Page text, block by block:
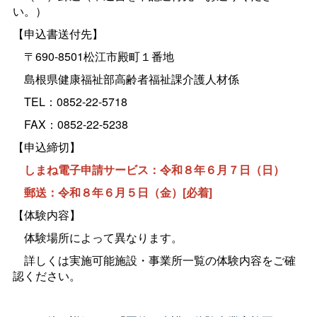
い。）
【申込書送付先】
〒690-8501松江市殿町１番地
島根県健康福祉部高齢者福祉課介護人材係
TEL：0852-22-5718
FAX：0852-22-5238
【申込締切】
しまね電子申請サービス：令和８年６月７日（日）
郵送：令和８年６月５日（金）[必着]
【体験内容】
体験場所によって異なります。
詳しくは実施可能施設・事業所一覧の体験内容をご確
認ください。